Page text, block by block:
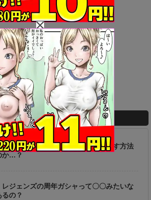
超時空ラッシュは一つ前からやり直す方法
か…？
レジェンズの周年ガシャって〇〇みたいな
の？